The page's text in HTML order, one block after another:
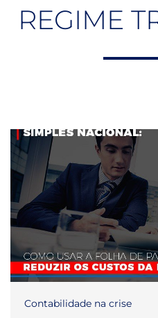
REGIME
Contabilidade na crise